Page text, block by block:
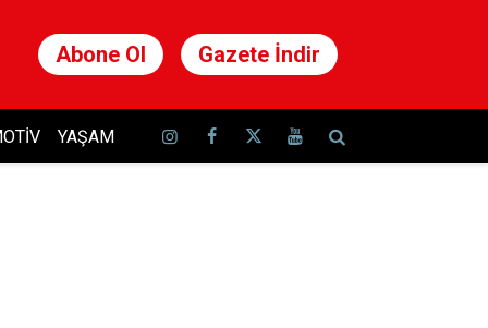
Abone Ol Gazete İndir
YAŞAM